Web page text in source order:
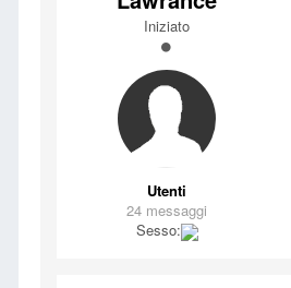
Iniziato
Utenti
24 messaggi
Sesso: